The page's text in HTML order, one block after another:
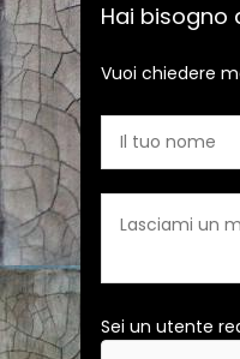
Hai bisogno
Vuoi chiedere
Sei un utente